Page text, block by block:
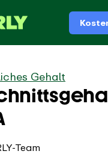
Gehalt
Team